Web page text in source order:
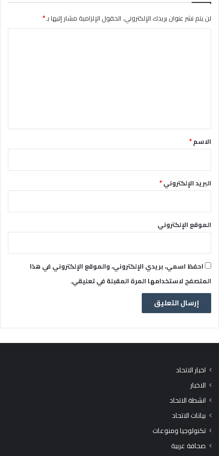
لن يتم نشر عنوان بريدك الإلكتروني.الحقول الإلزامية مشار إليها بـ*
*الاسم*
البريد الإلكتروني*
الموقع الإلكتروني
احفظ اسمي، بريدي الإلكتروني، والموقع الإلكتروني في هذا
المتصفح لاستخدامها المرة المقبلة في تعليقي.
اخبار الاتحاد
الاخبار
انشطة الاتحاد
بيانات الاتحاد
تكنولوجيا ومنوعات
صحافة عربية